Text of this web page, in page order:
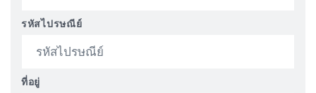
รหัสไปรษณีย์
ที่อยู่